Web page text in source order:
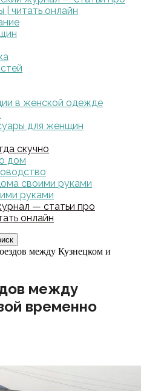
| читать онлайн
в женской одежде
для женщин
скучно
дом
своими руками
руками
— статьи про
онлайн
между Кузнецком и
между
временно